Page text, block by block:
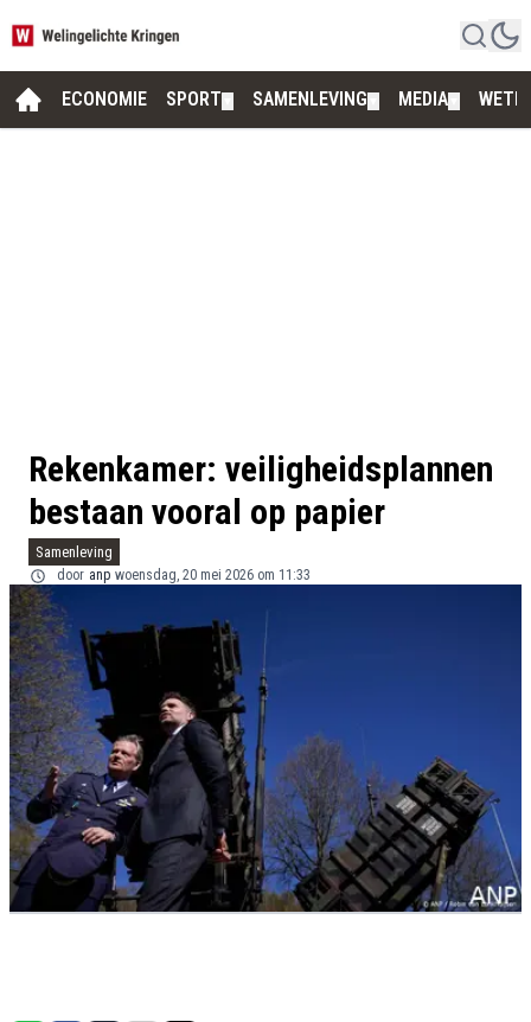
ECONOMIE SPORT SAMENLEVING MEDIA
Rekenkamer: veiligheidsplannen
bestaan vooral op papier
Samenleving
door anp woensdag, 20 mei 2026 om 11:33